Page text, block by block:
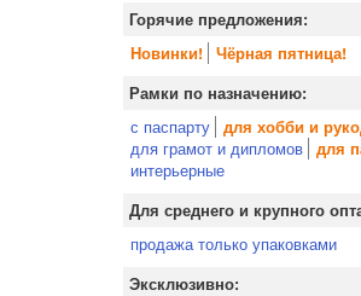
Горячие предложения:
Новинки!
Чёрная пятница!
Рамки по назначению:
с паспарту для хобби и
для грамот и дипломов для
интерьерные
Для среднего и крупного
продажа только упаковками
Эксклюзивно: